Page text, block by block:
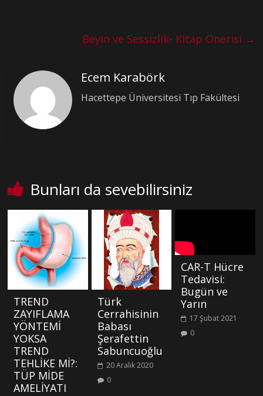
Beyin ve Sessizlik- Kitap Önerisi →
Ecem Karabörk
Hacettepe Üniversitesi Tıp Fakültesi
Bunları da sevebilirsiniz
TREND
ZAYIFLAMA
YÖNTEMİ
YOKSA
TREND
TEHLİKE Mİ?:
TÜP MİDE
AMELİYATI
Türk
Cerrahisinin
Babası
Şerafettin
Sabuncuoğlu
20 Aralık 2020
0
CAR-T Hücre
Tedavisi:
Bugün ve
Yarın
17 Şubat 2021
0